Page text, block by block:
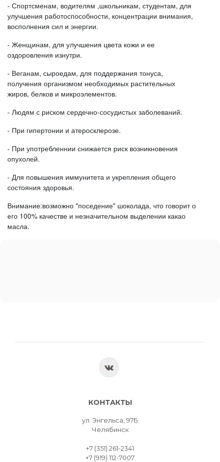
- Спортсменам, водителям ,школьникам, студентам, для
улучшения работоспособности, концентрации внимания,
восполнения сил и энергии.
- Женщинам, для улучшения цвета кожи и ее
оздоровления изнутри.
- Веганам, сыроедам, для поддержания тонуса,
получения организмом необходимых растительных
жиров, белков и микроэлементов.
- Людям с риском сердечно-сосудистых заболеваний.
- При гипертонии и атеросклерозе.
- При употребленнии снижается риск возникновения
опухолей.
- Для повышения иммунитета и укрепления общего
состояния здоровья.
Внимание:возможно "поседение" шоколада, что говорит о
его 100% качестве и незначительном выделении какао
масла.
КОНТАКТЫ
ул. Энгельса, 97Б
Челябинск
+7 (351) 261-2341
+7 (919) 112-7007